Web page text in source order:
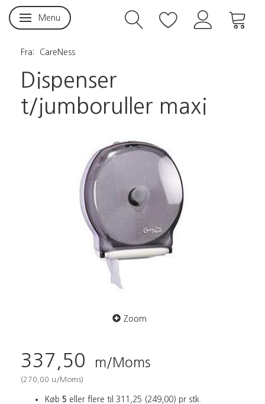
Skifte navigation
Menu
Fra: CareNess
Dispenser
t/jumboruller maxi
Zoom
337,50 m/Moms
(270,00 u/Moms)
Køb 5 eller flere til 311,25 (249,00) pr stk.